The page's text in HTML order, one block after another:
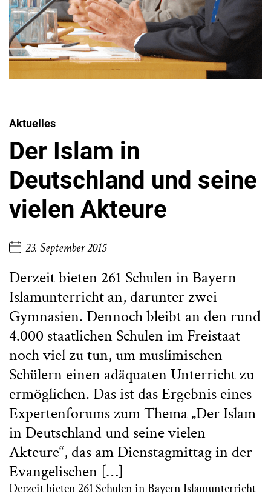
Aktuelles
Der Islam in
Deutschland und seine
vielen Akteure
23. September 2015
Derzeit bieten 261 Schulen in Bayern
Islamunterricht an, darunter zwei
Gymnasien. Dennoch bleibt an den rund
4.000 staatlichen Schulen im Freistaat
noch viel zu tun, um muslimischen
Schülern einen adäquaten Unterricht zu
ermöglichen. Das ist das Ergebnis eines
Expertenforums zum Thema „Der Islam
in Deutschland und seine vielen
Akteure“, das am Dienstagmittag in der
Evangelischen […]
Derzeit bieten 261 Schulen in Bayern Islamunterricht